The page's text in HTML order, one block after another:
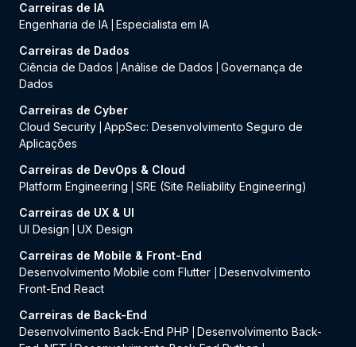
Carreiras de IA
Engenharia de IA Especialista em IA
Carreiras de Dados
Ciência de Dados
Análise de Dados
Governança de
Dados
Carreiras de Cyber
Cloud Security AppSec: Desenvolvimento Seguro de
Aplicações
Carreiras de DevOps & Cloud
Platform Engineering
SRE (Site Reliability Engineering)
Carreiras de UX & UI
UI Design
UX Design
Carreiras de Mobile & Front-End
Desenvolvimento Mobile com Flutter
Desenvolvimento
Front-End React
Carreiras de Back-End
Desenvolvimento Back-End PHP
Desenvolvimento Back-